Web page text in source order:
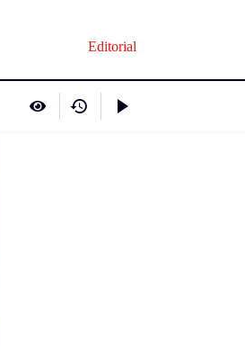
Editorial